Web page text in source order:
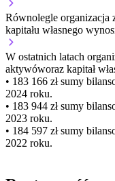
Równolegle organizacja
kapitału własnego
W ostatnich latach
aktywóworaz kapitał
• 183 166 złsumy
2024 roku.
• 183 944 złsumy
2023 roku.
• 184 597 złsumy
2022 roku.